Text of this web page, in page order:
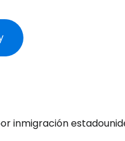
inmigración
de viajeros